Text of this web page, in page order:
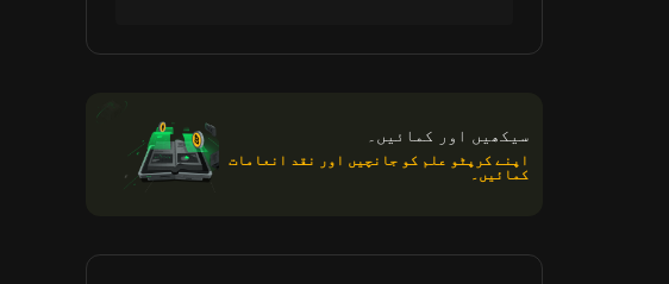
سیکھیں اور کمائیں۔
اپنے کرپٹو علم کو جانچیں اور نقد انعامات
کمائیں۔